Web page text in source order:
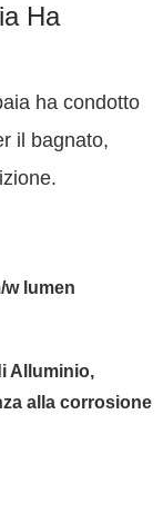
Ha
ha condotto
il bagnato,
w lumen
Alluminio,
alla corrosione